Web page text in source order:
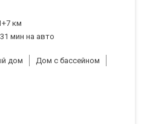
км
мин на авто
дом
Дом с бассейном